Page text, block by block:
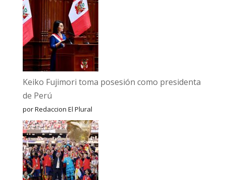
Keiko Fujimori toma posesión como presidenta
de Perú
por Redaccion El Plural